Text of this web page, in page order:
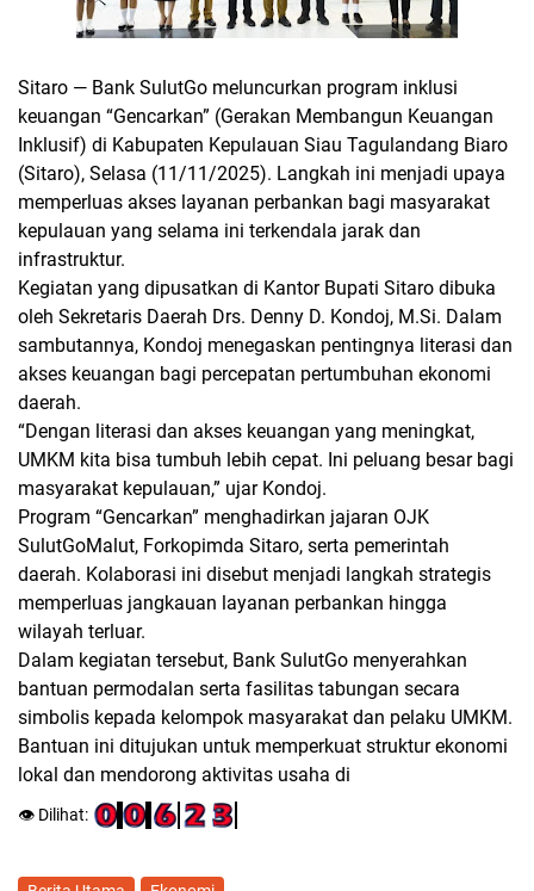
Sitaro — Bank SulutGo meluncurkan program inklusi
keuangan “Gencarkan” (Gerakan Membangun Keuangan
Inklusif) di Kabupaten Kepulauan Siau Tagulandang Biaro
(Sitaro), Selasa (11/11/2025). Langkah ini menjadi upaya
memperluas akses layanan perbankan bagi masyarakat
kepulauan yang selama ini terkendala jarak dan
infrastruktur.
Kegiatan yang dipusatkan di Kantor Bupati Sitaro dibuka
oleh Sekretaris Daerah Drs. Denny D. Kondoj, M.Si. Dalam
sambutannya, Kondoj menegaskan pentingnya literasi dan
akses keuangan bagi percepatan pertumbuhan ekonomi
daerah.
“Dengan literasi dan akses keuangan yang meningkat,
UMKM kita bisa tumbuh lebih cepat. Ini peluang besar bagi
masyarakat kepulauan,” ujar Kondoj.
Program “Gencarkan” menghadirkan jajaran OJK
SulutGoMalut, Forkopimda Sitaro, serta pemerintah
daerah. Kolaborasi ini disebut menjadi langkah strategis
memperluas jangkauan layanan perbankan hingga
wilayah terluar.
Dalam kegiatan tersebut, Bank SulutGo menyerahkan
bantuan permodalan serta fasilitas tabungan secara
simbolis kepada kelompok masyarakat dan pelaku UMKM.
Bantuan ini ditujukan untuk memperkuat struktur ekonomi
lokal dan mendorong aktivitas usaha di
👁️ Dilihat: